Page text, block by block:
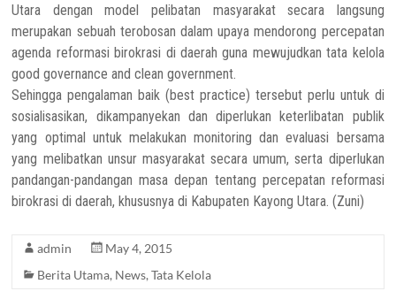
Utara dengan model pelibatan masyarakat secara langsung
merupakan sebuah terobosan dalam upaya mendorong percepatan
agenda reformasi birokrasi di daerah guna mewujudkan tata kelola
good governance and clean government.
Sehingga pengalaman baik (best practice) tersebut perlu untuk di
sosialisasikan, dikampanyekan dan diperlukan keterlibatan publik
yang optimal untuk melakukan monitoring dan evaluasi bersama
yang melibatkan unsur masyarakat secara umum, serta diperlukan
pandangan-pandangan masa depan tentang percepatan reformasi
birokrasi di daerah, khususnya di Kabupaten Kayong Utara. (Zuni)
admin
May 4, 2015
Berita Utama, News,Tata Kelola